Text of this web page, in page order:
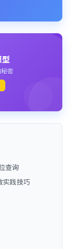
秘密
查询
实践技巧